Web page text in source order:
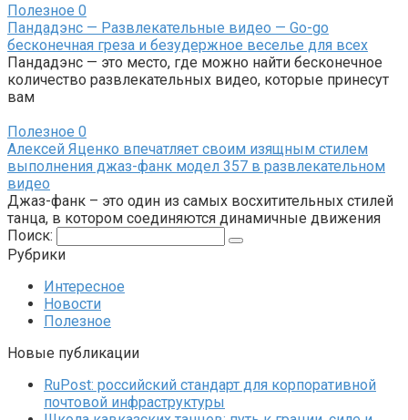
Полезное 0
Пандадэнс — Развлекательные видео — Go-go
бесконечная греза и безудержное веселье для всех
Пандадэнс — это место, где можно найти бесконечное
количество развлекательных видео, которые принесут
вам
Полезное 0
Алексей Яценко впечатляет своим изящным стилем
выполнения джаз-фанк модел 357 в развлекательном
видео
Джаз-фанк – это один из самых восхитительных стилей
танца, в котором соединяются динамичные движения
Поиск:
Рубрики
Интересное
Новости
Полезное
Новые публикации
RuPost: российский стандарт для корпоративной
почтовой инфраструктуры